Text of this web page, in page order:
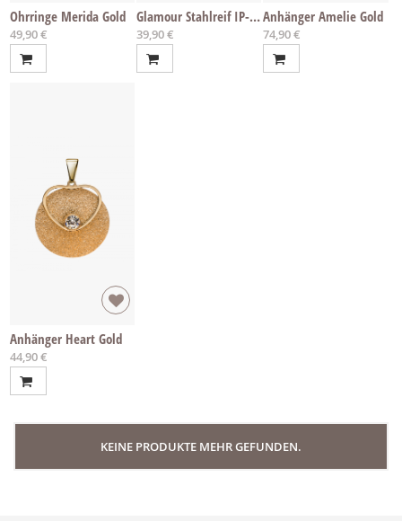
Ohrringe Merida Gold
49,90 €
Glamour Stahlreif IP-Gold
39,90 €
Anhänger Amelie Gold
74,90 €
Anhänger Heart Gold
44,90 €
KEINE PRODUKTE MEHR GEFUNDEN.